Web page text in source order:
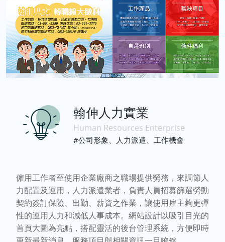
翰伸人力實業
Human Resources Enterprise
#公司形象、人力派遣、工作機會
僱用工作者至使用企業廠商之職場提供勞務，來調節人
力配置及運用，人力派遣業者，負責人員招募篩選勞動
契約簽訂保險、出勤、薪資之作業，讓使用雇主夠更彈
性的運用人力和減低人事成本。網站設計以吸引目光的
首頁大圖為亮點，搭配靈活的後台管理系統，方便即時